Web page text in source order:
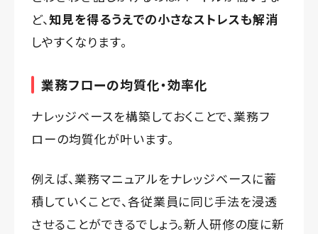
ど、知見を得るうえでの小さなストレスも解消
しやすくなります。
業務フローの均質化・効率化
ナレッジベースを構築しておくことで、業務フ
ローの均質化が叶います。
例えば、業務マニュアルをナレッジベースに蓄
積していくことで、各従業員に同じ手法を浸透
させることができるでしょう。新人研修の度に新